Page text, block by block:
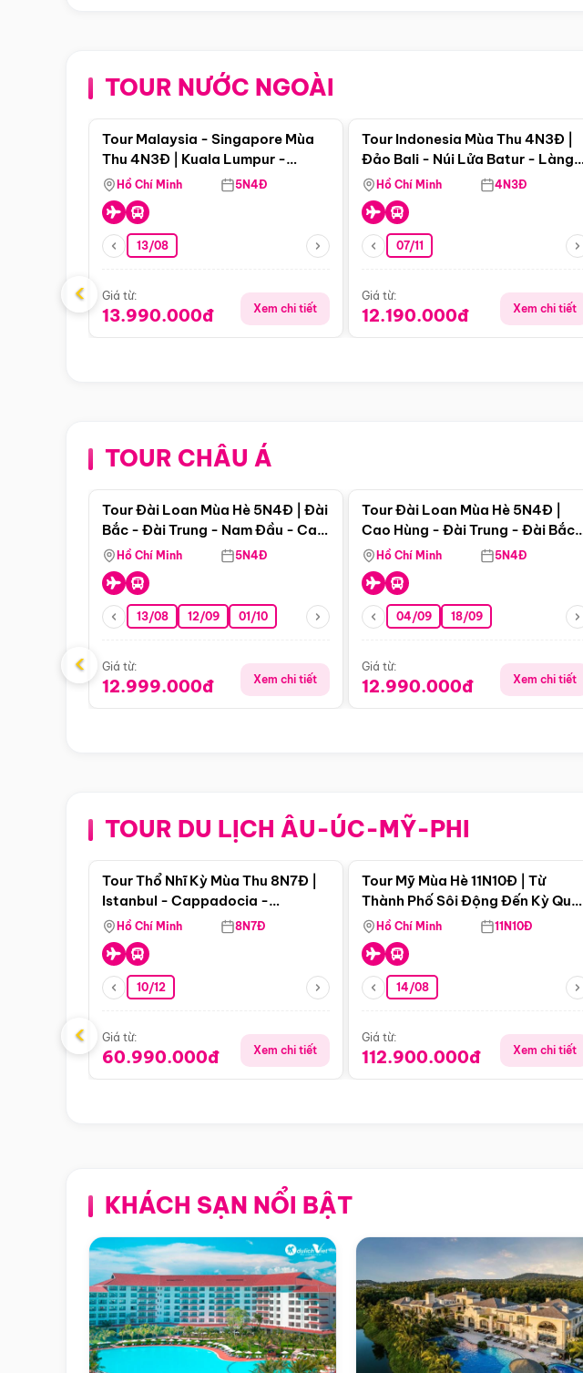
TOUR NƯỚC NGOÀI
Điểm nổi bật
Tour Malaysia - Singapore Mùa
Thu 4N3Đ | Kuala Lumpur -
Malacca - Johor Baru -
Singapore
Hồ Chí Minh 5N4Đ
13/08
Giá từ:
13.990.000đ Xem chi tiết
Tour Indonesia Mùa Thu 4N3Đ |
Đảo Bali - Núi Lửa Batur - Làng
Penglipuran
Hồ Chí Minh 4N3Đ
07/11
Giá từ:
12.190.000đ Xem chi tiết
‹
TOUR CHÂU ÁĐiểm nổi bật
Tour Đài Loan Mùa Hè 5N4Đ | Đài
Bắc - Đài Trung - Nam Đầu - Cao
Hùng ( Bay Vn)
Hồ Chí Minh 5N4Đ
13/08 12/09 01/10
Giá từ:
12.999.000đ Xem chi tiết
Tour Đài Loan Mùa Hè 5N4Đ |
Cao Hùng - Đài Trung - Đài Bắc
(Bay Vj)
Hồ Chí Minh 5N4Đ
04/09 18/09
Giá từ:
12.990.000đ Xem chi tiết
‹
TOUR DU LỊCH ÂU-ÚC-MỸ-PHI
Điểm nổi bật
Tour Thổ Nhĩ Kỳ Mùa Thu 8N7Đ |
Istanbul - Cappadocia -
Pamukkale
Hồ Chí Minh 8N7Đ
10/12
Giá từ:
60.990.000đ Xem chi tiết
Tour Mỹ Mùa Hè 11N10Đ | Từ
Thành Phố Sôi Động Đến Kỳ Quan
Thiên Nhiên Mỹ
Hồ Chí Minh 11N10Đ
14/08
Giá từ:
112.900.000đ Xem chi tiết
‹
KHÁCH SẠN NỔI BẬT